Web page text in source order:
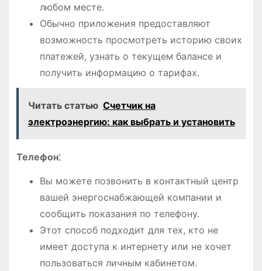
любом месте.
Обычно приложения предоставляют
возможность просмотреть историю своих
платежей, узнать о текущем балансе и
получить информацию о тарифах.
Читать статью Счетчик на
электроэнергию: как выбрать и установить
Телефон⁚
Вы можете позвонить в контактный центр
вашей энергоснабжающей компании и
сообщить показания по телефону.
Этот способ подходит для тех, кто не
имеет доступа к интернету или не хочет
пользоваться личным кабинетом.